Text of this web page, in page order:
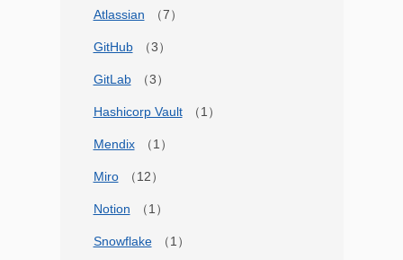
Atlassian
GitHub
GitLab
Hashicorp Vault
Mendix
Miro
Notion
Snowflake